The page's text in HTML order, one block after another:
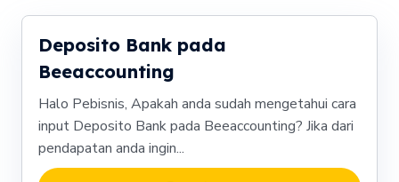
Deposito Bank pada
Beeaccounting
Halo Pebisnis, Apakah anda sudah mengetahui cara
input Deposito Bank pada Beeaccounting? Jika dari
pendapatan anda ingin...